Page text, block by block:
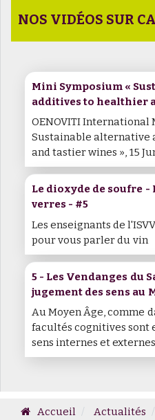
NOS VIDÉOS SUR
Mini Symposium «
additives to healthier
OENOVITI International
Sustainable alternative
and tastier wines », 15
Le dioxyde de soufre -
verres - #5
Les enseignants de
pour vous parler du vin
5 - Les Vendanges du
jugement des sens au
Au Moyen Âge, comme
facultés cognitives sont
sens internes et
Accueil
Actualités